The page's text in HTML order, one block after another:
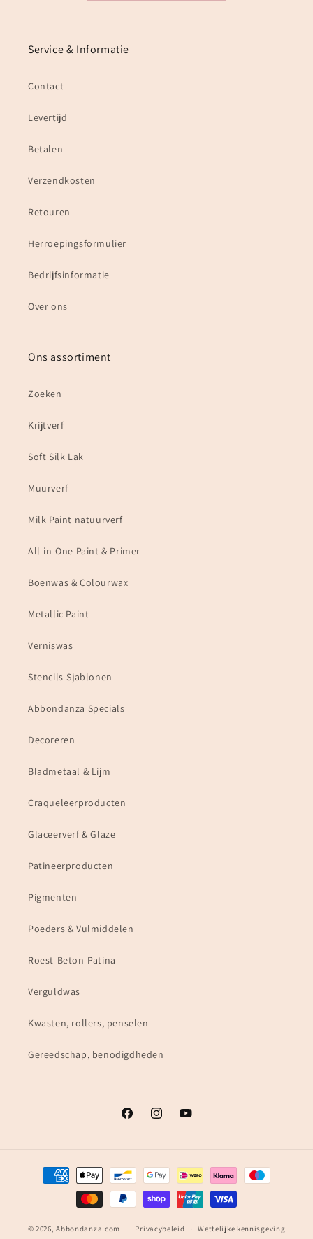
Service & Informatie
Contact
Levertijd
Betalen
Verzendkosten
Retouren
Herroepingsformulier
Bedrijfsinformatie
Over ons
Ons assortiment
Zoeken
Krijtverf
Soft Silk Lak
Muurverf
Milk Paint natuurverf
All-in-One Paint & Primer
Boenwas & Colourwax
Metallic Paint
Verniswas
Stencils-Sjablonen
Abbondanza Specials
Decoreren
Bladmetaal & Lijm
Craqueleerproducten
Glaceerverf & Glaze
Patineerproducten
Pigmenten
Poeders & Vulmiddelen
Roest-Beton-Patina
Verguldwas
Kwasten, rollers, penselen
Gereedschap, benodigdheden
FacebookInstagramYouTube
Betaalmethoden
© 2026,Abbondanza.com Privacybeleid Wettelijke kennisgeving